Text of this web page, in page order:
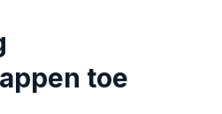
toe